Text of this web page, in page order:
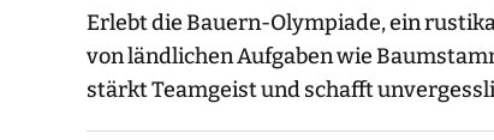
Erlebt die Bauern-Olympiade, ein
von ländlichen Aufgaben wie
stärkt Teamgeist und schafft